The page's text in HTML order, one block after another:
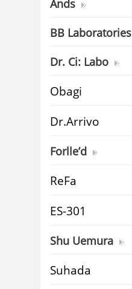
Ands
BB Laboratories
Dr. Ci: Labo
Obagi
Dr.Arrivo
Forlle’d
ReFa
ES-301
Shu Uemura
Suhada